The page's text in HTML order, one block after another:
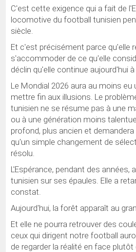
C'est cette exigence qui a fait de
locomotive du football tunisien
siècle.
Et c'est précisément parce qu'elle
s'accommoder de ce qu'elle
déclin qu'elle continue aujourd'hui à
Le Mondial 2026 aura au moins eu
mettre fin aux illusions. Le
tunisien ne se résume pas à une
ou à une génération moins
profond, plus ancien et
qu'un simple changement de
résolu.
L'Espérance, pendant des années,
tunisien sur ses épaules. Elle a
constat.
Aujourd'hui, la forêt apparaît au
Et elle ne pourra retrouver des
ceux qui dirigent notre football
de regarder la réalité en face